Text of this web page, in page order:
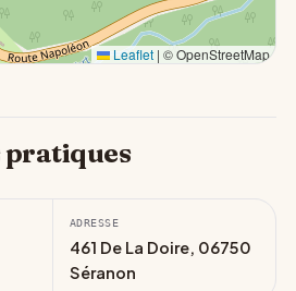
Leaflet | © OpenStreetMap
ADRESSE
461 De La Doire, 06750
Séranon